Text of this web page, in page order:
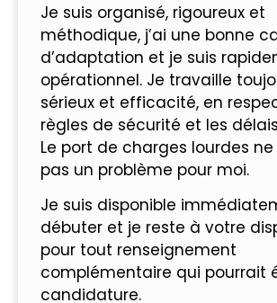
Je suis organisé, rigoureux et
méthodique, j’ai une bonne
d’adaptation et je suis
opérationnel. Je travaille
sérieux et efficacité, en
règles de sécurité et les
Le port de charges lourdes
pas un problème pour moi.
Je suis disponible
débuter et je reste à votre
pour tout renseignement
complémentaire qui pourrait
candidature.